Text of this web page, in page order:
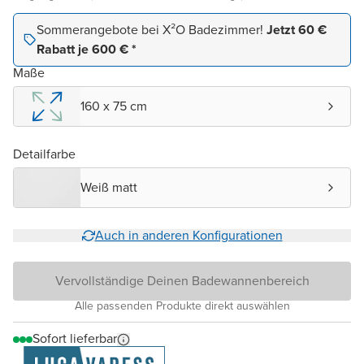
Sommerangebote bei X²O Badezimmer! Jetzt 60 €
Rabatt je 600 € *
Maße
160 x 75 cm
Detailfarbe
Weiß matt
Auch in anderen Konfigurationen
Vervollständige Deinen Badewannenbereich
Alle passenden Produkte direkt auswählen
Sofort lieferbar